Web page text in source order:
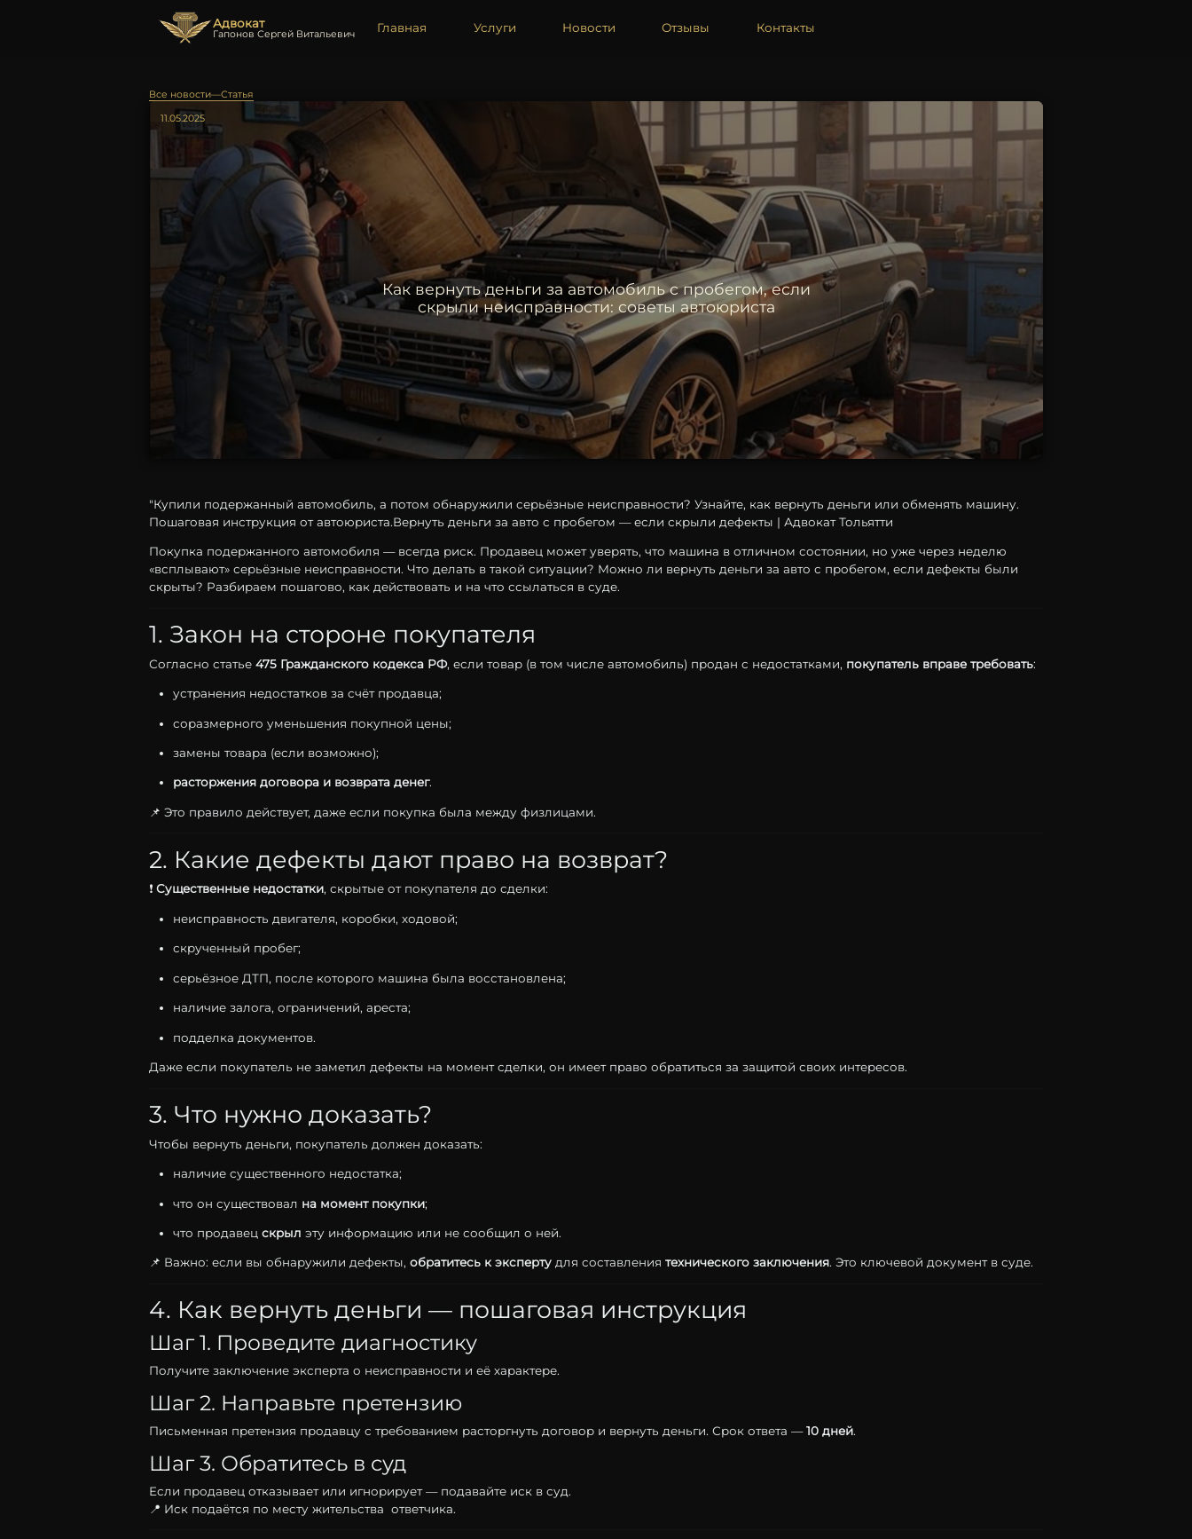
Адвокат
Гапонов Сергей Витальевич Главная Услуги Новости Отзывы Контакты
Все новости—Статья
11.05.2025
Как вернуть деньги за автомобиль с пробегом, если
скрыли неисправности: советы автоюриста
"Купили подержанный автомобиль, а потом обнаружили серьёзные неисправности? Узнайте, как вернуть деньги или обменять машину.
Пошаговая инструкция от автоюриста.Вернуть деньги за авто с пробегом — если скрыли дефекты | Адвокат Тольятти
Покупка подержанного автомобиля — всегда риск. Продавец можетуверять, что машина в отличном состоянии, но уже через неделю
«всплывают» серьёзные неисправности. Что делать в такой ситуации? Можно ли вернуть деньги за авто с пробегом, если дефекты были
скрыты? Разбираем пошагово, как действовать и на что ссылаться в суде.
1. Закон на стороне покупателя
Согласно статье 475 Гражданского кодекса РФ, если товар (в том числе автомобиль) продан с недостатками, покупатель вправе требовать:
устранения недостатков за счёт продавца;
соразмерного уменьшения покупной цены;
замены товара (если возможно);
расторжения договора и возврата денег.
📌 Это правило действует, даже если покупка была между физлицами.
2. Какие дефекты дают право на возврат?
❗ Существенные недостатки, скрытые от покупателя до сделки:
неисправность двигателя, коробки, ходовой;
скрученный пробег;
серьёзное ДТП, после которого машина была восстановлена;
наличие залога, ограничений, ареста;
подделка документов.
Даже если покупатель не заметил дефекты на моментсделки, он имеет право обратиться за защитой своих интересов.
3. Что нужно доказать?
Чтобы вернуть деньги, покупатель должен доказать:
наличие существенного недостатка;
что он существовал на момент покупки;
что продавец скрыл эту информацию или не сообщил о ней.
📌 Важно: если вы обнаружили дефекты, обратитесь кэксперту для составления технического заключения. Это ключевой документ в суде.
4. Как вернуть деньги — пошаговая инструкция
Шаг1. Проведите диагностику
Получите заключение эксперта о неисправности и её характере.
Шаг2. Направьте претензию
Письменная претензия продавцу с требованием расторгнуть договор и вернуть деньги. Срок ответа —10 дней.
Шаг3. Обратитесь в суд
Если продавец отказывает или игнорирует — подавайте иск в суд.
📍 Иск подаётся по месту жительства ответчика.